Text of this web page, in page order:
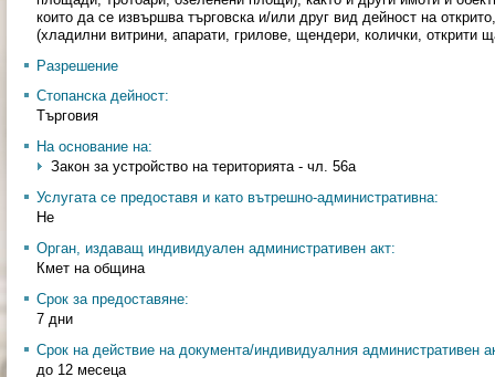
които да се извършва търговска и/или друг вид дейност на
(хладилни витрини, апарати, грилове, щендери, колички, открити
Разрешение
Стопанска дейност:
Търговия
На основание на:
Закон за устройство на територията - чл. 56а
Услугата се предоставя и като вътрешно-административна:
Не
Орган, издаващ индивидуален административен акт:
Кмет на община
Срок за предоставяне:
7 дни
Срок на действие на документа/индивидуалния административен
до 12 месеца